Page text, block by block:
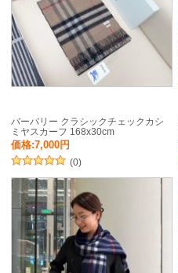
バーバリー クラシックチェックカシ
ミヤスカーフ 168x30cm
価格:7,000円
(0)